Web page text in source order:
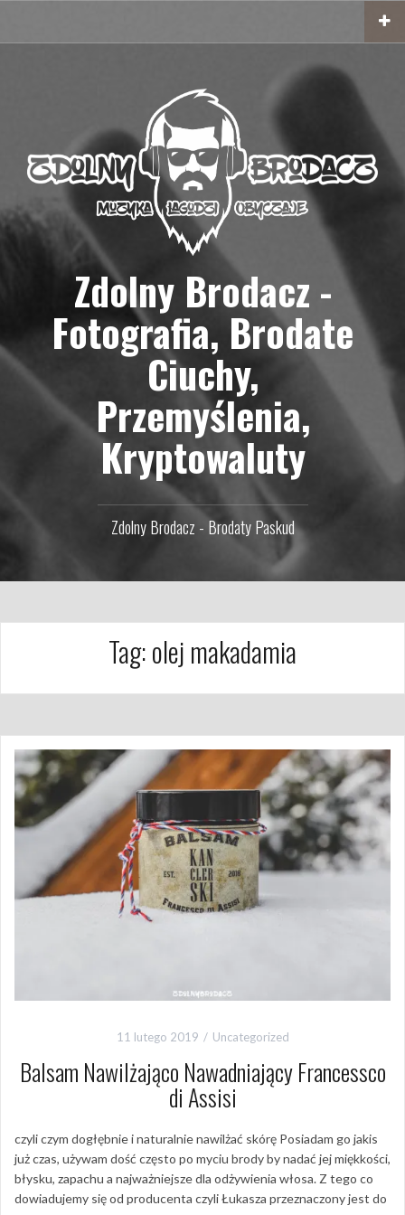
treści
Zdolny Brodacz -
Fotografia, Brodate
Ciuchy,
Przemyślenia,
Kryptowaluty
Zdolny Brodacz - Brodaty Paskud
Tag:olej makadamia
11 lutego 2019 Uncategorized
Balsam Nawilżająco Nawadniający Francessco
di Assisi
czyli czym dogłębnie i naturalnie nawilżać skórę Posiadam go jakis
już czas, używam dość często po myciu brody by nadać jej miękkości,
błysku, zapachu a najważniejsze dla odżywienia włosa. Z tego co
dowiadujemy się od producenta czyli Łukasza przeznaczony jest do